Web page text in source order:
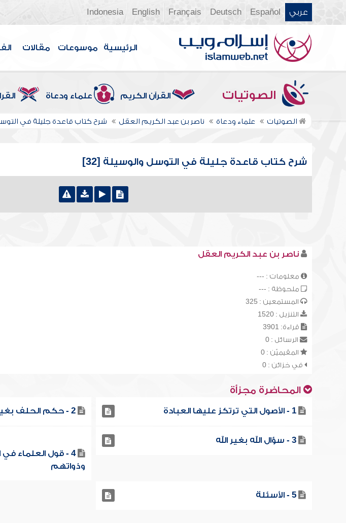
عربي Español
Deutsch
Français
English
Indonesia
الرئيسية موسوعات مقالات
الصوتيات القرآن الكريم علماء ودعاة
الصوتيات علماء ودعاة ناصر بن عبد الكريم العقل شرح كتاب قاعدة جليلة في
شرح كتاب قاعدة جليلة في التوسل والوسيلة [32]
ناصر بن عبد الكريم العقل
معلومات : ---
ملحوظة : ---
المستمعين : 325
التنزيل : 1520
قراءة: 3901
الرسائل : 0
المقيميّن : 0
في خزائن : 0
المحاضرة مجزأة
1 - الأصول التي ترتكز عليها العبادة 2 - حكم الحلف بغير الله
3 - سؤال الله بغير الله
4 - قول العلماء
وذواتهم
5 - الأسئلة